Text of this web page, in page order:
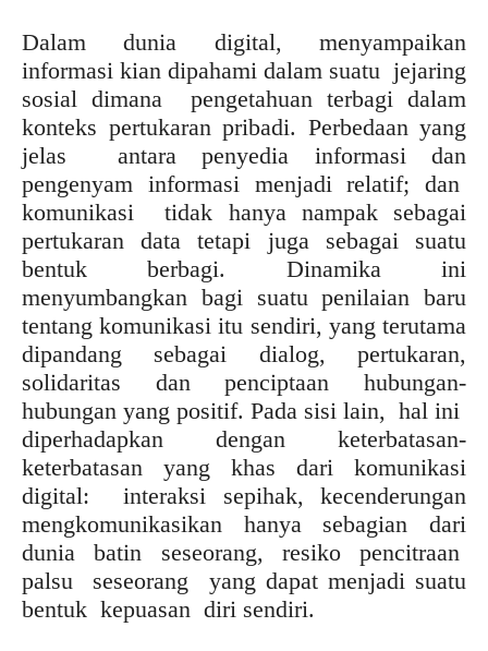
Dalam dunia digital, menyampaikan
informasi kian dipahami dalam suatu jejaring
sosial dimana pengetahuan terbagi dalam
konteks pertukaran pribadi. Perbedaan yang
jelas antara penyedia informasi dan
pengenyam informasi menjadi relatif; dan
komunikasi tidak hanya nampak sebagai
pertukaran data tetapi juga sebagai suatu
bentuk berbagi. Dinamika ini
menyumbangkan bagi suatu penilaian baru
tentang komunikasi itu sendiri, yang terutama
dipandang sebagai dialog, pertukaran,
solidaritas dan penciptaan hubungan-
hubungan yang positif. Pada sisi lain, hal ini
diperhadapkan dengan keterbatasan-
keterbatasan yang khas dari komunikasi
digital: interaksi sepihak, kecenderungan
mengkomunikasikan hanya sebagian dari
dunia batin seseorang, resiko pencitraan
palsu seseorang yang dapat menjadi suatu
bentuk kepuasan diri sendiri.